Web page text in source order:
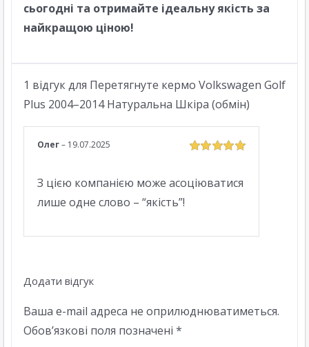
сьогодні та отримайте ідеальну якість за
найкращою ціною!
1 відгук для Перетягнуте кермо Volkswagen Golf
Plus 2004–2014 Натуральна Шкіра (обмін)
Олег– 19.07.2025
З цією компанією може асоціюватися
лише одне слово – “якість”!
Додати відгук
Ваша e-mail адреса не оприлюднюватиметься.
Обов’язкові поля позначені *